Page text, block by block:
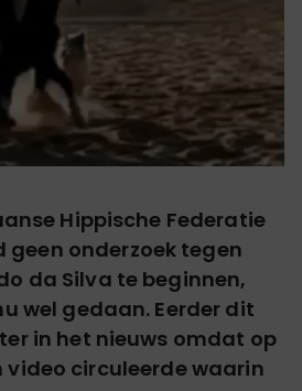
Hippische Federatie
onderzoek tegen
da Silva te beginnen,
wel gedaan. Eerder dit
in het nieuws omdat op
video circuleerde waarin